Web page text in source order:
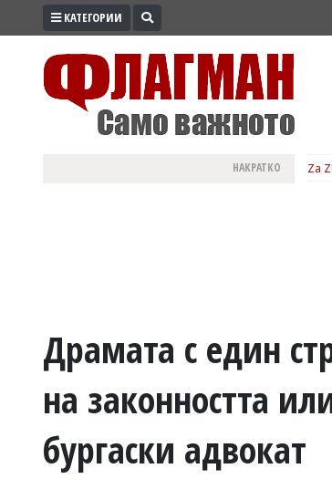
ПРОМО
ВОЙНАТА
УКРАЙНА
СПОРТ
РАЗСЛЕДВАНЕ
КАТЕГОРИИ
НАКРАТКО Za
Драмата с един
на законността
бургаски адвокат